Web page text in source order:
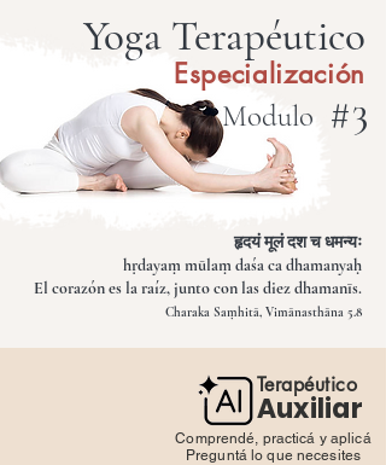
# 3
Modulo
Yoga Terapéutico
Especialización
हृदयं मूलं दश च धमन्यः
hṛdayaṃ mūlaṃ daśa ca dhamanyaḥ
El corazón es la raíz, junto con las diez dhamanīs.
Charaka Saṃhitā, Vimānasthāna 5.8
Auxiliar
Terapéutico
Comprendé, practicá y aplicá
Preguntá lo que necesites